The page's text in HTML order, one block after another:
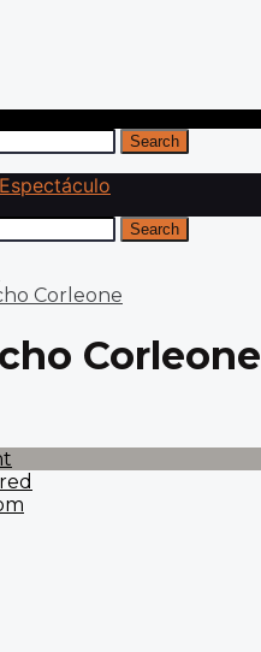
Search
Search
Corleone
Corleone